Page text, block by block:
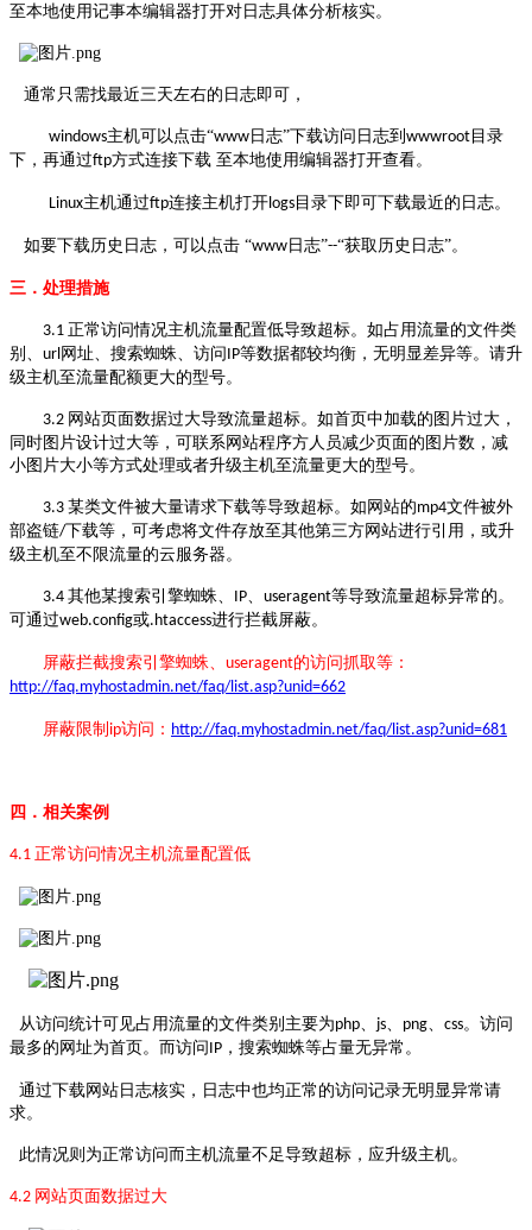
至本地使用记事本编辑器打开对日志具体分析核实。
通常只需找最近三天左右的日志即可，
windows主机可以点击“www 日志”下载访问日志到 wwwroot 目录
下，再通过ftp方式连接下载 至本地使用编辑器打开查看。
Linux主机通过ftp连接主机打开 logs 目录下即可下载最近的日志。
如要下载历史日志，可以点击 “www 日志”--“获取历史 日志”。
三．处理措施
3.1 正常访问情况主机流量配置低导致超标。如占用流量的文件类
别、 url 网址、搜索蜘蛛、访问 IP等数据都较均衡，无明显差异等。请升
级主机至流量配额更大的型号。
3.2 网站页面数据过大导致流量超标。如首页中加载的图片过大，
同时图片设计过大等，可联系网站程序方人员减少页面的图片数，减
小图片大小等方式处理或者升级主机至流量更大的型号。
3.3 某类文件被大量请求下载等导致超标。如网站的mp4文件被外
部盗链/下载等，可考虑将文件存放至其他第三方网站进行引用，或升
级主机至不限流量的云服务器。
3.4 其他某搜索引擎蜘蛛、 IP useragent等导致流量超标异常的。
可通过web.config或.htaccess进行拦截屏蔽。
屏蔽拦截搜索引擎蜘蛛、 useragent的访问抓取等：
http://faq.myhostadmin.net/faq/list.asp?unid=662
屏蔽限制 ip访问 ： http://faq.myhostadmin.net/faq/list.asp?unid=681
四． 相关案例
4.1 正常访问情况主机流量配置低
从访问统计可见占用流量的文件类别主要为php js png css。访问
最多的网址为首页。 而访问 IP ，搜索蜘蛛等占量无异常。
通过下载网站日志核实，日志中也均正常的访问记录无明显异常请
求。
此情况则为正常访问而主机流量不足导致超标，应升级主机。
4.2 网站页面数据过大